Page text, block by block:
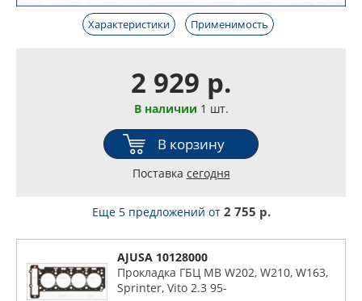
Характеристики Применимость
2 929 р.
В наличии 1 шт.
В корзину
Поставка сегодня
Еще 5 предложений от 2 755 р.
AJUSA 10128000
Прокладка ГБЦ MB W202, W210, W163,
Sprinter, Vito 2.3 95-